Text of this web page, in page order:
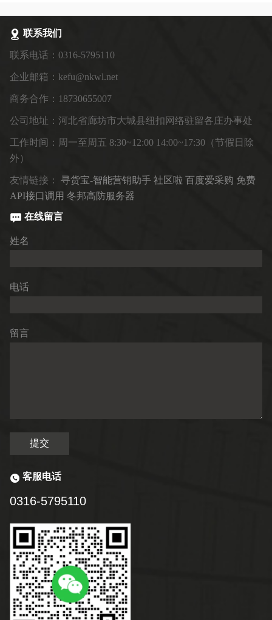
联系我们
联系电话：0316-5795110
企业邮箱：kefu@nkwl.net
商务合作：18730655007
公司地址：河北省廊坊市大城县纽扣网络驻留各庄办事处
工作时间：周一至周五 8:30~12:00 14:00~17:30（节假日除
外）
友情链接： 寻货宝-智能营销助手 社区啦 百度爱采购 免费
API接口调用 冬邦高防服务器
在线留言
姓名
电话
留言
提交
客服电话
0316-5795110